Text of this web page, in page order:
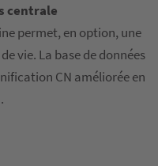
centrale
permet, en option, une
vie. La base de données
CN améliorée en